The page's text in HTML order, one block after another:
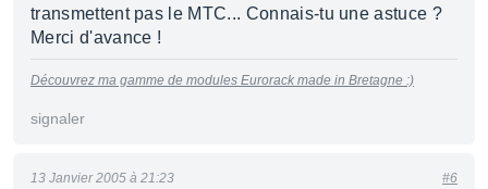
transmettent pas le MTC... Connais-tu une astuce ?
Merci d'avance !
Découvrez ma gamme de modules Eurorack made in Bretagne :)
signaler
13 Janvier 2005 à 21:23 #6